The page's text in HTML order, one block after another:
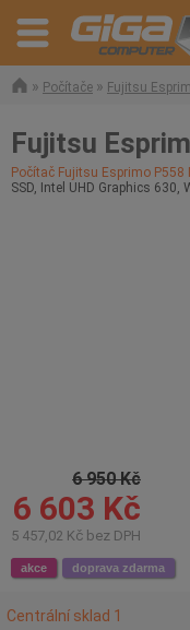
» Počítače » Fujitsu
Fujitsu
Počítač Fujitsu Esprimo P558
SSD, Intel UHD Graphics 630,
6 950 Kč
6 603 Kč
5 457,02 Kč bez DPH
akce doprava zdarma
Centrální sklad 1